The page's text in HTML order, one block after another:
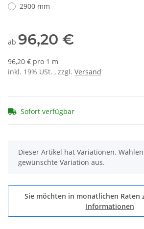
2900 mm
ab 96,20 €
96,20 € pro 1 m
inkl. 19% USt. , zzgl. Versand
Sofort verfügbar
x
Dieser Artikel hat Variationen.
gewünschte Variation aus.
Sie möchten in monatlichen Raten
Informationen